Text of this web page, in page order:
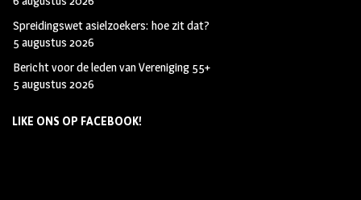
Spreidingswet asielzoekers: hoe zit dat?
5 augustus 2026
Bericht voor de leden van Vereniging 55+
5 augustus 2026
LIKE ONS OP FACEBOOK!